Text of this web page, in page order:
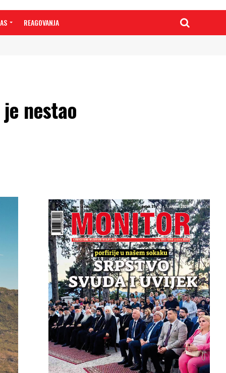
REAGOVANJA
je nestao